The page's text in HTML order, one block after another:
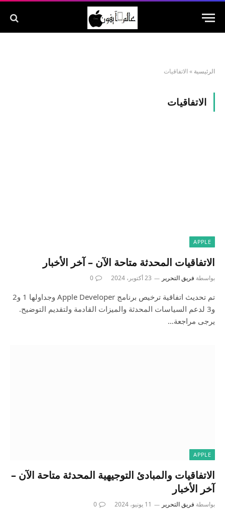
الرئيسية » الاتفاقيات
الاتفاقيات
APPLE
الاتفاقيات المحدثة متاحة الآن – آخر الأخبار
بواسطة فريق التحرير 23 أكتوبر، 2024 0
تم تحديث اتفاقية ترخيص برنامج Apple Developer وجداولها 1 و2
و3 لدعم السياسات المحدثة والميزات القادمة ولتقديم التوضيح.
يرجى مراجعة…
APPLE
الاتفاقيات والمبادئ التوجيهية المحدثة متاحة الآن –
آخر الأخبار
بواسطة فريق التحرير 11 يونيو، 2024 0